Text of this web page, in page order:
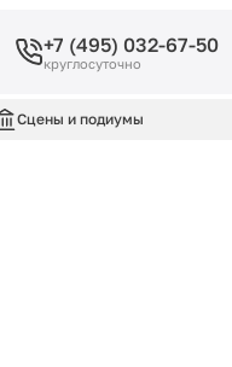
+7 (495) 032-67-50
круглосуточно
Сцены и подиумы